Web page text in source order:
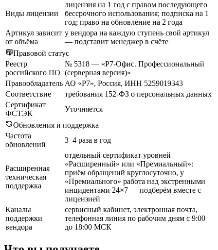
Виды лицензии
лицензия на 1 год с правом последующего
бессрочного использования; подписка на 1
год; право на обновление на 2 года
Артикул зависит
от объёма
у вендора на каждую ступень свой артикул
— подставит менеджер в счёте
Правовой статус
Реестр
российского ПО
№ 5318 — «Р7-Офис. Профессиональный
(серверная версия)»
Правообладатель АО «Р7», Россия, ИНН 5259019343
Соответствие
требования 152-ФЗ о персональных данных
Сертификат
ФСТЭК
Уточняется
Обновления и поддержка
Частота
обновлений
3–4 раза в год
Расширенная
техническая
поддержка
отдельный сертификат уровней
«Расширенный» или «Премиальный»:
приём обращений круглосуточно, у
«Премиального» работа над экстренными
инцидентами 24×7 — подберём вместе с
лицензией
Каналы
поддержки
вендора
сервисный кабинет, электронная почта,
телефонная линия по рабочим дням с 9:00
до 18:00 МСК